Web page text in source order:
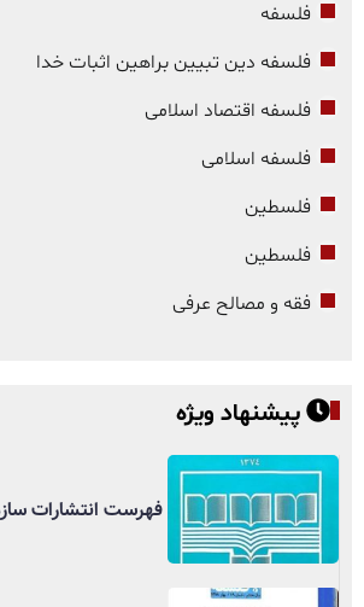
فلسفه
فلسفه دین تبیین براهین اثبات خدا
فلسفه اقتصاد اسلامی
فلسفه اسلامی
فلسطین
فلسطین
فقه و مصالح عرفی
پیشنهاد ویژه
فهرست انتشارات